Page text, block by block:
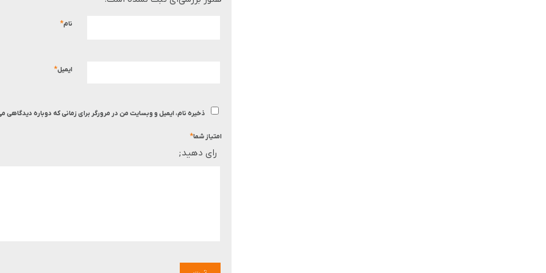
نام*
ایمیل*
ذخیره نام، ایمیل و وبسایت من در مرورگر برای زمانی که دوباره دیدگاهی
امتیاز شما*